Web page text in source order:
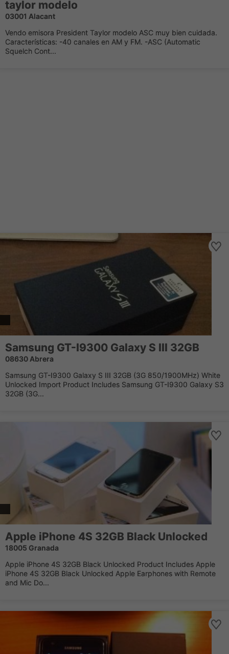
taylor modelo
03001 Alacant
Vendo emisora President Taylor modelo ASC muy bien cuidada.
Características: -40 canales en AM y FM. -ASC (Automatic
Squelch Cont...
Samsung GT-I9300 Galaxy S III 32GB
08630 Abrera
Samsung GT-I9300 Galaxy S III 32GB (3G 850/1900MHz) White
Unlocked Import Product Includes Samsung GT-I9300 Galaxy S3
32GB (3G...
Apple iPhone 4S 32GB Black Unlocked
18005 Granada
Apple iPhone 4S 32GB Black Unlocked Product Includes Apple
iPhone 4S 32GB Black Unlocked Apple Earphones with Remote
and Mic Do...